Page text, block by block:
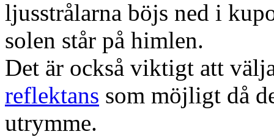
ljusstrålarna böjs ned i
solen står på himlen.
Det är också viktigt att
reflektans som möjligt då
utrymme.